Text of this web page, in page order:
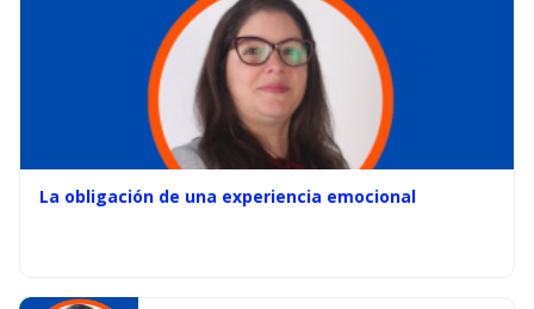
La obligación de una experiencia emocional